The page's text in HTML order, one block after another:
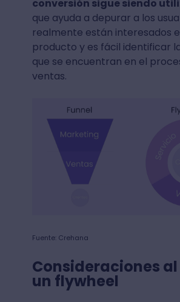
conversión sigue siendo
que ayuda a depurar a los
realmente están interesados
producto y es fácil identificar
que se encuentran en el
ventas.
Fuente: Crehana
Consideraciones
un flywheel